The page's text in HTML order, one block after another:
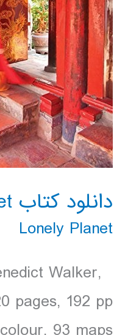
دانلود کتاب Lonely Planet ویتنام 2016
Lonely Planet
Walker,
pages, 192 pp